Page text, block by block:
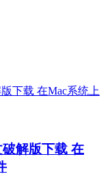
解版下载 在